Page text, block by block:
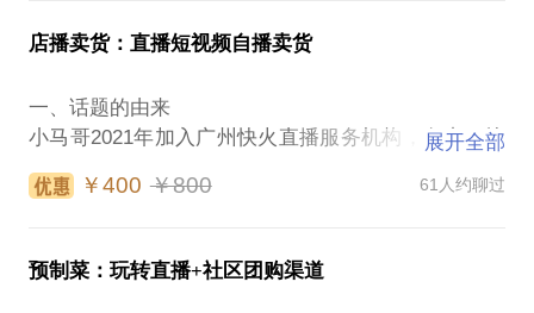
本质区别
群）、空（直播转化）的完整打法
四、附送的文件
1.门店私域拉新SOP
五、对接的资源
2.如果你有连锁门店资源，可探讨合作模式
三、分享的内容
下方面：
①关于垂类创始人IP的基础认知3W1H
③内容输出的六步走
①视频号标签总结提示词
不错的ROI，抖音布局生态才能找平投产比。但是抖
音的体量又决定了，一定形成一定体量之后，又能躺
了，不懂的就快来约我吧！
二、难点与问题
1.头部达人看似每场产出几百万，但是坑位费不菲，
什么？
店播卖货：直播短视频自播卖货
一、话题的由来
小马哥2021年加入广州快火直播服务机构，负责了快
部尾部的几十个直播间，总结了直播间的人货场的核
二、方法论
1.抖音其实是中心化的标签匹配流量分配机制，抖音
展开全部
￥400 ￥800 61人约聊过
预制菜：玩转直播+社区团购渠道